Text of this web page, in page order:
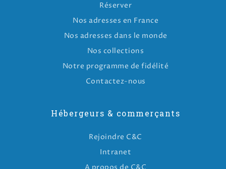
Réserver
Nos adresses en France
Nos adresses dans le monde
Nos collections
Notre programme de fidélité
Contactez-nous
Hébergeurs & commerçants
Rejoindre C&C
Intranet